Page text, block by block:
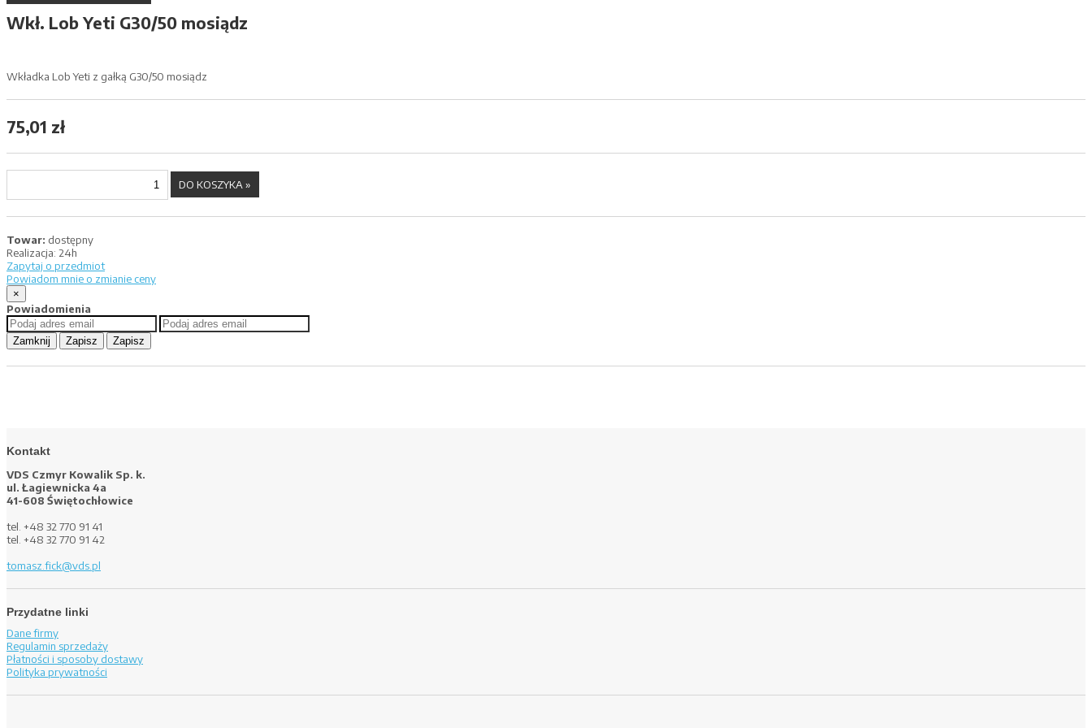
Wkł. Lob Yeti G30/50 mosiądz
Wkładka Lob Yeti z gałką G30/50 mosiądz
75,01 zł
Towar: dostępny
Realizacja: 24h
Zapytaj o przedmiot
Powiadom mnie o zmianie ceny
×
Powiadomienia
Zamknij Zapisz Zapisz
Kontakt
VDS Czmyr Kowalik Sp. k.
ul. Łagiewnicka 4a
41-608 Świętochłowice
tel. +48 32 770 91 41
tel. +48 32 770 91 42
tomasz.fick@vds.pl
Przydatne linki
Dane firmy
Regulamin sprzedaży
Płatności i sposoby dostawy
Polityka prywatności